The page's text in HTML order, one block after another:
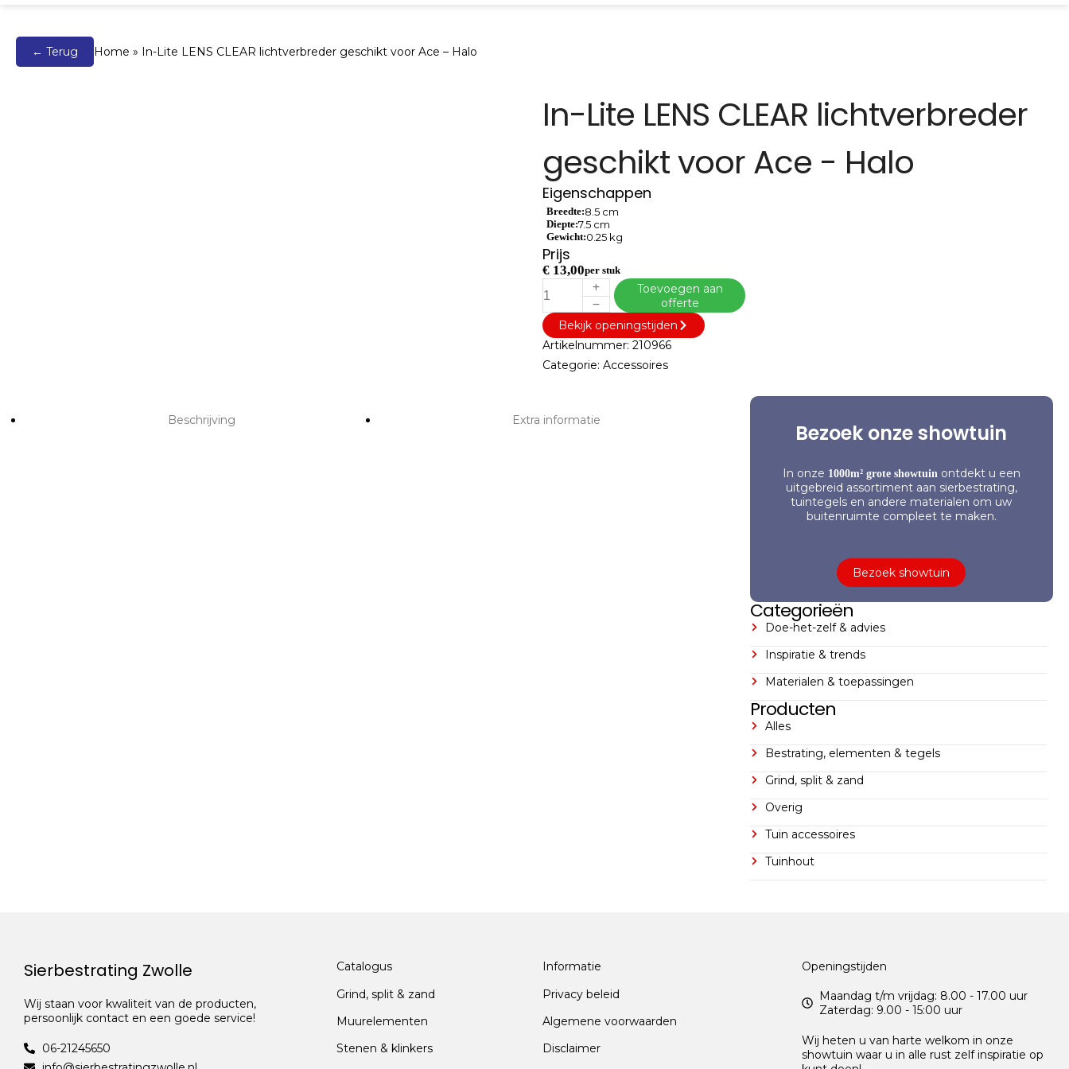
← Terug Home » In-Lite LENS CLEAR lichtverbreder geschikt voor Ace – Halo
In-Lite LENS CLEAR lichtverbreder
geschikt voor Ace - Halo
Eigenschappen
Breedte:8.5 cm
Diepte:7.5 cm
Gewicht:0.25 kg
Prijs
€ 13,00per stuk
Toevoegen aan
offerte
Bekijk openingstijden
Artikelnummer: 210966
Categorie: Accessoires
Beschrijving Extra informatie Bezoek onze showtuin
In onze 1000m² grote showtuinontdekt u een
uitgebreid assortiment aan sierbestrating,
tuintegels en andere materialen om uw
buitenruimte compleet te maken.
Bezoek showtuin
Categorieën
Doe-het-zelf & advies
Inspiratie & trends
Materialen & toepassingen
Producten
Alles
Bestrating, elementen & tegels
Grind, split & zand
Overig
Tuin accessoires
Tuinhout
Sierbestrating Zwolle
Wij staan voor kwaliteit van de producten,
persoonlijk contact en een goede service!
06-21245650
Catalogus
Grind, split & zand
Muurelementen
Stenen & klinkers
Informatie
Privacy beleid
Algemene voorwaarden
Disclaimer
Openingstijden
Maandag t/m vrijdag: 8.00 - 17.00 uur
Zaterdag: 9.00 - 15:00 uur
Wij heten u van harte welkom in onze
showtuin waar u in alle rust zelf inspiratie op